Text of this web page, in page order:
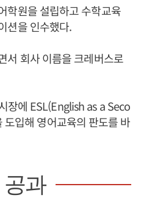
학원을 설립하고 수학교육
션을 인수했다.
서 회사 이름을 크레버스로
장에 ESL(English as a Seco
입해 영어교육의 판도를 바
과